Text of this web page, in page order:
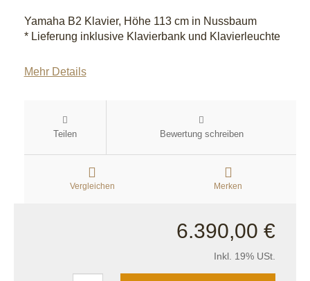
Yamaha B2 Klavier, Höhe 113 cm in Nussbaum
* Lieferung inklusive Klavierbank und Klavierleuchte
Mehr Details
Teilen Bewertung schreiben
Vergleichen Merken
6.390,00 €
Inkl. 19% USt.